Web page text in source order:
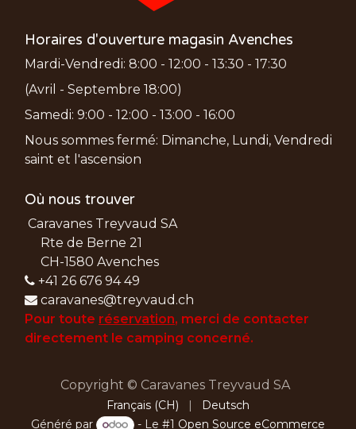
Horaires d'ouverture magasin Avenches
Mardi-Vendredi: 8:00 - 12:00 - 13:30 - 17:30
(Avril - Septembre 18:00)
Samedi: 9:00 - 12:00 - 13:00 - 16:00
Nous sommes fermé: Dimanche, Lundi, Vendredi
saint et l'ascension
Où nous trouver
Caravanes Treyvaud SA
Rte de Berne 21
CH-1580 Avenches
+41 26 676 94 49
caravanes@treyvaud.ch
Pour toute réservation, merci de contacter
directement le camping concerné.
Copyright © Caravanes Treyvaud SA
Français (CH) |
Deutsch
Généré par
- Le #1 Open Source eCommerce